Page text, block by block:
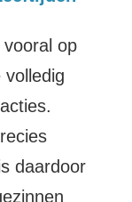
op
volledig
daardoor